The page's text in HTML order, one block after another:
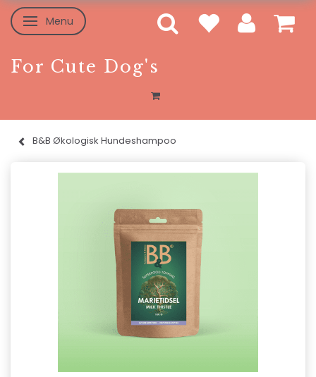
Toggle navigation
Menu
For Cute Dog's
B&B Økologisk Hundeshampoo